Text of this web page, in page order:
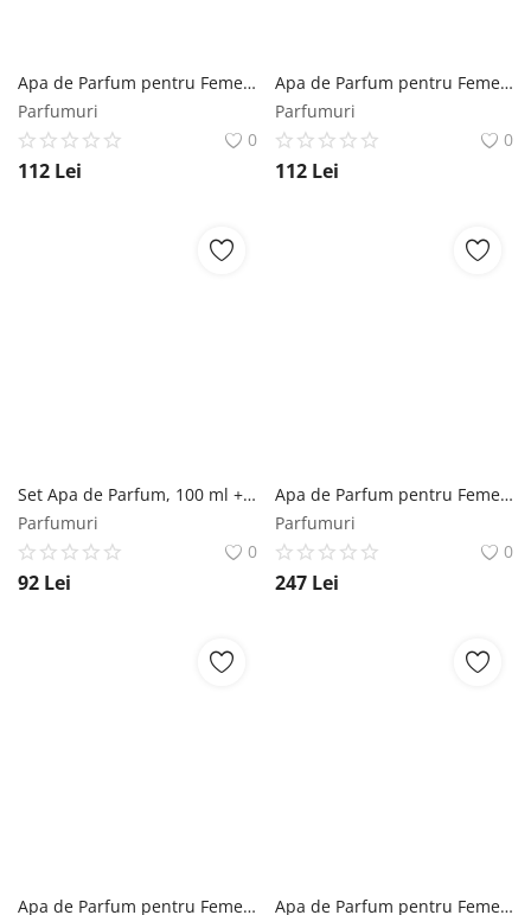
Apa de Parfum pentru Femei - Maison Alhambra EDP Your Touch for Women, 100 ml Maison Alhambra
Parfumuri
0
112 Lei
Apa de Parfum pentru Femei - Lattafa Perfumes EDP Mohra, Silky Rose, 100 ml Lattafa
Parfumuri
0
112 Lei
Set Apa de Parfum, 100 ml + Deodorant Spray, 50 ml, pentru Femei - Lattafa Perfumes, Mahasin Crystal Violet, 1 set Lattafa
Parfumuri
0
92 Lei
Apa de Parfum pentru Femei - Lattafa Perfumes EDP Badee Al Oud Noble Blush, 100 ml Lattafa
Parfumuri
0
247 Lei
Apa de Parfum pentru Femei - Maison Alhambra EDP Leonie, 100 ml Maison Alhambra Apa de Parfum pentru Femei - Maison Alhambra EDP Leonie Intense, 100 ml Maison Alhambra